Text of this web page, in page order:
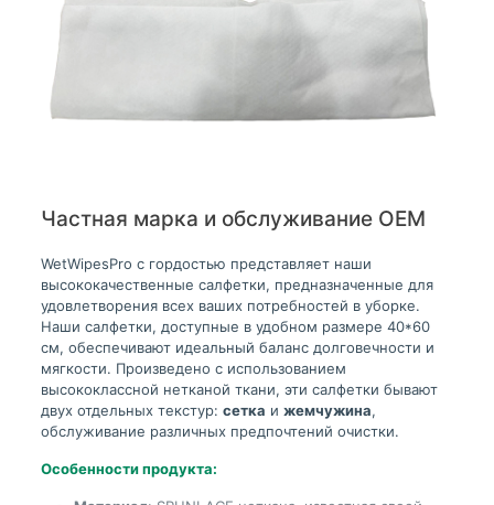
Частная марка и обслуживание OEM
WetWipesPro с гордостью представляет наши
высококачественные салфетки, предназначенные для
удовлетворения всех ваших потребностей в уборке.
Наши салфетки, доступные в удобном размере 40*60
см, обеспечивают идеальный баланс долговечности и
мягкости. Произведено с использованием
высококлассной нетканой ткани, эти салфетки бывают
двух отдельных текстур: сетка и жемчужина,
обслуживание различных предпочтений очистки.
Особенности продукта: